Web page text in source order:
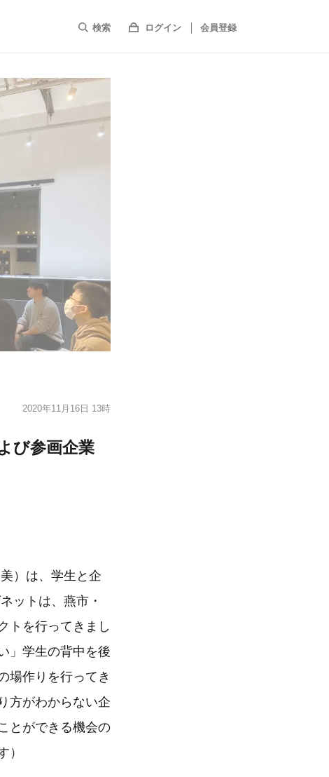
検索 ログイン 会員登録
2020年11月16日 13時
び参画企業
）は、学生と企
ットは、燕市・
トを行ってきまし
」学生の背中を後
場作りを行ってき
方がわからない企
とができる機会の
）